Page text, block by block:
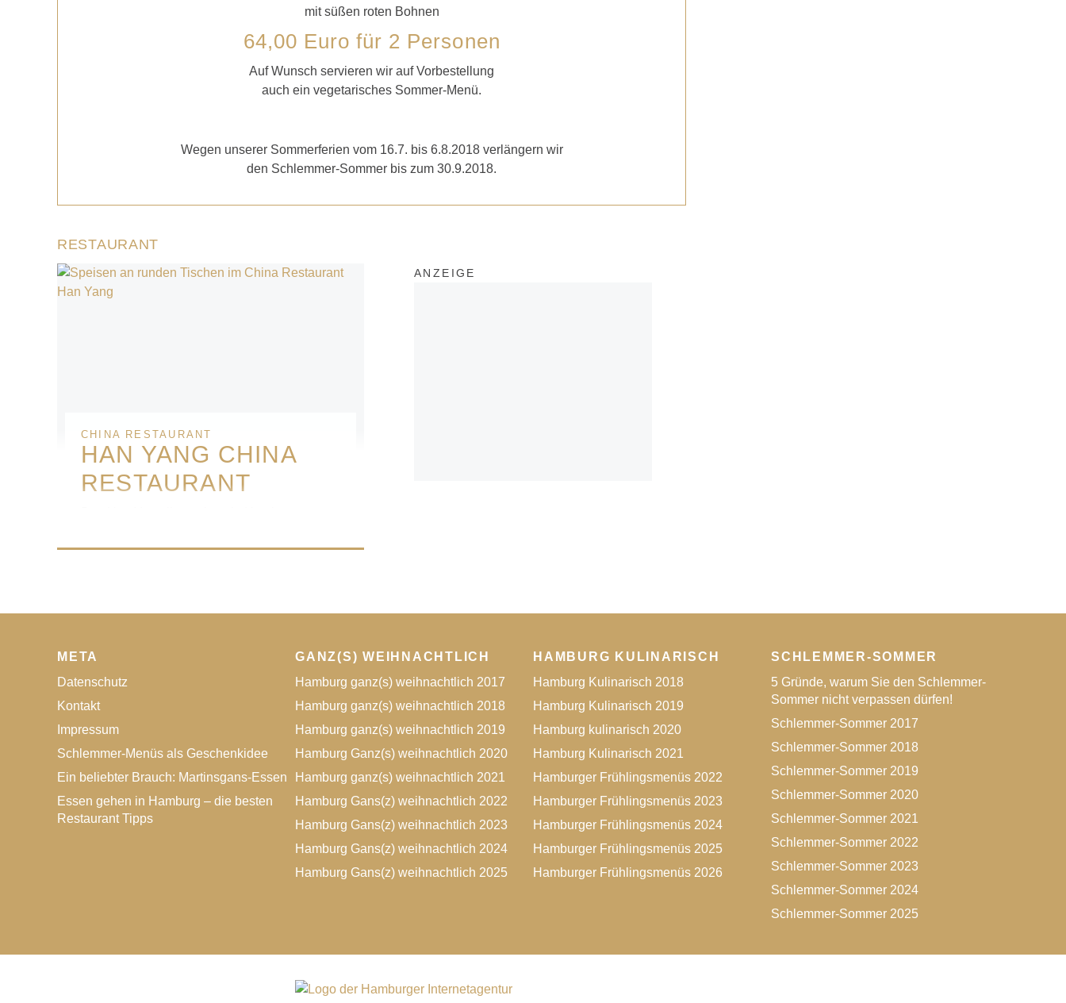
mit süßen roten Bohnen
64,00 Euro für 2 Personen
Auf Wunsch servieren wir auf Vorbestellung
auch ein vegetarisches Sommer-Menü.
Wegen unserer Sommerferien vom 16.7. bis 6.8.2018 verlängern wir
den Schlemmer-Sommer bis zum 30.9.2018.
RESTAURANT
CHINA RESTAURANT
HAN YANG CHINA
RESTAURANT
Jahren im „Affenfelsen“ in der Paul-Sorge-
Gäste auch mit Gerichten außerhalb der
bekannten Standardkarte bekannt zu machen,
mit authentischen chinesische Gerichten nach
traditionellen Rezepten aus der Shanghaier
und mit viel Liebe zum Detail eingerichteten
Räume bieten Ihnen das passende elegante
Ambiente für ein schönes gemütliches
chinesisches Essen in kleiner oder großer
genießen Sie die Gastfreundlichkeit unseres
ANZEIGE
META
Datenschutz
Kontakt
Impressum
Schlemmer-Menüs als Geschenkidee
Ein beliebter Brauch: Martinsgans-Essen
Essen gehen in Hamburg – die besten
Restaurant Tipps
GANZ(S) WEIHNACHTLICH
Hamburg ganz(s) weihnachtlich 2017
Hamburg ganz(s) weihnachtlich 2018
Hamburg ganz(s) weihnachtlich 2019
Hamburg Ganz(s) weihnachtlich 2020
Hamburg ganz(s) weihnachtlich 2021
Hamburg Gans(z) weihnachtlich 2022
Hamburg Gans(z) weihnachtlich 2023
Hamburg Gans(z) weihnachtlich 2024
Hamburg Gans(z) weihnachtlich 2025
HAMBURG KULINARISCH
Hamburg Kulinarisch 2018
Hamburg Kulinarisch 2019
Hamburg kulinarisch 2020
Hamburg Kulinarisch 2021
Hamburger Frühlingsmenüs 2022
Hamburger Frühlingsmenüs 2023
Hamburger Frühlingsmenüs 2024
Hamburger Frühlingsmenüs 2025
Hamburger Frühlingsmenüs 2026
SCHLEMMER-SOMMER
5 Gründe, warum Sie den Schlemmer-
Sommer nicht verpassen dürfen!
Schlemmer-Sommer 2017
Schlemmer-Sommer 2018
Schlemmer-Sommer 2019
Schlemmer-Sommer 2020
Schlemmer-Sommer 2021
Schlemmer-Sommer 2022
Schlemmer-Sommer 2023
Schlemmer-Sommer 2024
Schlemmer-Sommer 2025